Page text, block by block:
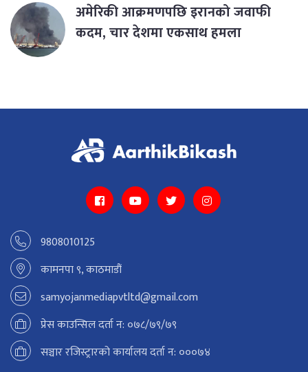
अमेरिकी आक्रमणपछि इरानको जवाफी
कदम, चार देशमा एकसाथ हमला
9808010125
कामनपा ९, काठमाडौं
samyojanmediapvtltd@gmail.com
प्रेस काउन्सिल दर्ता न: ०७८/७९/७९
सञ्चार रजिस्ट्रारको कार्यालय दर्ता न: ०००७४